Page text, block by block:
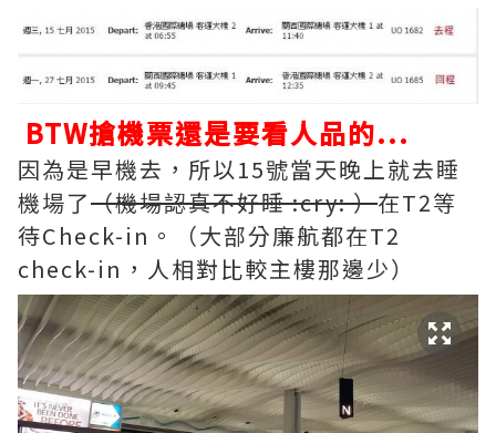
BTW搶機票還是要看人品的...
因為是早機去，所以15號當天晚上就去睡
機場了（機場認真不好睡 :cry: ）在T2等
待Check-in。（大部分廉航都在T2
check-in，人相對比較主樓那邊少）